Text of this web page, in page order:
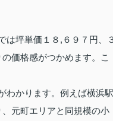
は坪単価１８,６９７円、
価格感がつかめます。こ
わかります。例えば横浜駅
元町エリアと同規模の小